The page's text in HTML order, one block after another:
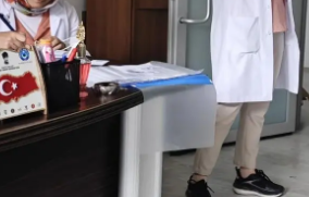
Kocaeli
Kütahya
Malatya